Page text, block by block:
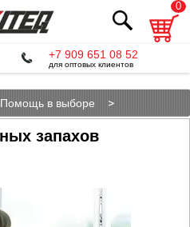
0
+7 909 651 08 52
для оптовых клиентов
Помощь в выборе
соседей?
запахов